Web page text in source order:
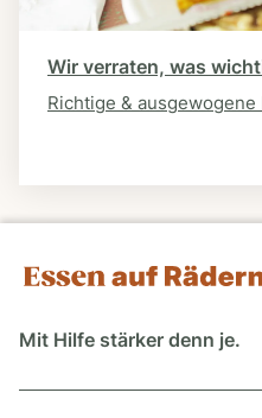
Wir verraten, was
Richtige & ausgewogene
Mit Hilfe stärker denn je.